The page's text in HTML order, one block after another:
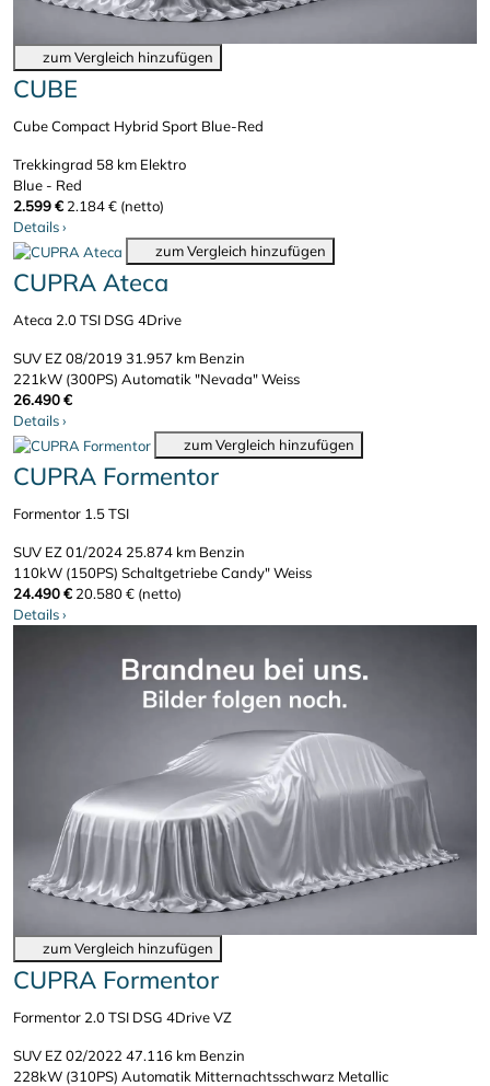
zum Vergleich hinzufügen
CUBE
Cube Compact Hybrid Sport Blue-Red
Trekkingrad 58 km Elektro
Blue - Red
2.599 € 2.184 € (netto)
Details›
zum Vergleich hinzufügen
CUPRA Ateca
Ateca 2.0 TSI DSG 4Drive
SUV EZ 08/2019 31.957 km Benzin
221kW (300PS) Automatik"Nevada" Weiss
26.490 €
Details›
zum Vergleich hinzufügen
CUPRA Formentor
Formentor 1.5 TSI
SUV EZ 01/2024 25.874 km Benzin
110kW (150PS) SchaltgetriebeCandy" Weiss
24.490 € 20.580 € (netto)
Details›
zum Vergleich hinzufügen
CUPRA Formentor
Formentor 2.0 TSI DSG 4Drive VZ
SUV EZ 02/2022 47.116 km Benzin
228kW (310PS) Automatik Mitternachtsschwarz Metallic